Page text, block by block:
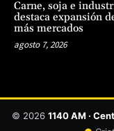
Carne, soja e
destaca expansión
más mercados
agosto 7, 2026
© 2026 1140 AM ·